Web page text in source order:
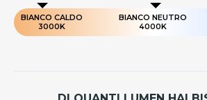
BIANCO CALDO
3000K
BIANCO NEUTRO
4000K